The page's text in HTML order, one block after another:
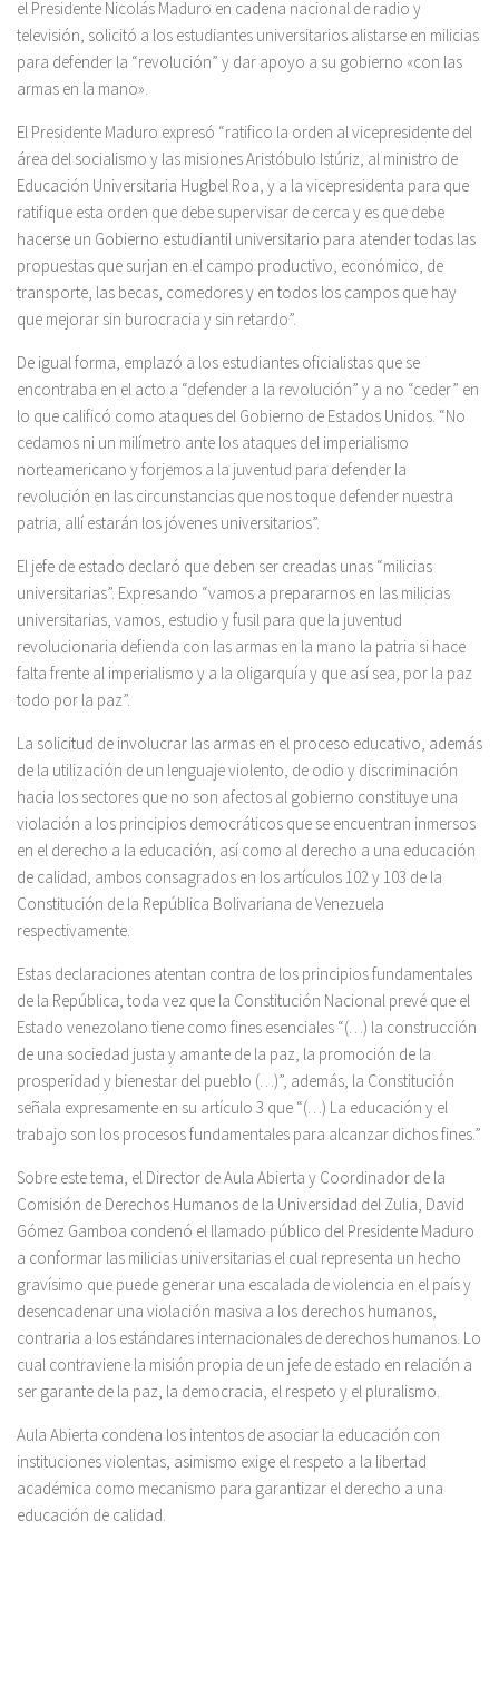
el Presidente Nicolás Maduro en cadena nacional de radio y
televisión, solicitó a los estudiantes universitarios alistarse en milicias
para defender la “revolución” y dar apoyo a su gobierno «con las
armas en la mano».
El Presidente Maduro expresó “ratifico la orden al vicepresidente del
área del socialismo y las misiones Aristóbulo Istúriz, al ministro de
Educación Universitaria Hugbel Roa, y a la vicepresidenta para que
ratifique esta orden que debe supervisar de cerca y es que debe
hacerse un Gobierno estudiantil universitario para atender todas las
propuestas que surjan en el campo productivo, económico, de
transporte, las becas, comedores y en todos los campos que hay
que mejorar sin burocracia y sin retardo”.
De igual forma, emplazó a los estudiantes oficialistas que se
encontraba en el acto a “defender a la revolución” y a no “ceder” en
lo que calificó como ataques del Gobierno de Estados Unidos. “No
cedamos ni un milímetro ante los ataques del imperialismo
norteamericano y forjemos a la juventud para defender la
revolución en las circunstancias que nos toque defender nuestra
patria, allí estarán los jóvenes universitarios”.
El jefe de estado declaró que deben ser creadas unas “milicias
universitarias”. Expresando “vamos a prepararnos en las milicias
universitarias, vamos, estudio y fusil para que la juventud
revolucionaria defienda con las armas en la mano la patria si hace
falta frente al imperialismo y a la oligarquía y que así sea, por la paz
todo por la paz”.
La solicitud de involucrar las armas en el proceso educativo, además
de la utilización de un lenguaje violento, de odio y discriminación
hacia los sectores que no son afectos al gobierno constituye una
violación a los principios democráticos que se encuentran inmersos
en el derecho a la educación, así como al derecho a una educación
de calidad, ambos consagrados en los artículos 102 y 103 de la
Constitución de la República Bolivariana de Venezuela
respectivamente.
Estas declaraciones atentan contra de los principios fundamentales
de la República, toda vez que la Constitución Nacional prevé que el
Estado venezolano tiene como fines esenciales “(…) la construcción
de una sociedad justa y amante de la paz, la promoción de la
prosperidad y bienestar del pueblo (…)”, además, la Constitución
señala expresamente en su artículo 3 que “(…) La educación y el
trabajo son los procesos fundamentales para alcanzar dichos fines.”
Sobre este tema, el Director de Aula Abierta y Coordinador de la
Comisión de Derechos Humanos de la Universidad del Zulia, David
Gómez Gamboa condenó el llamado público del Presidente Maduro
a conformar las milicias universitarias el cual representa un hecho
gravísimo que puede generar una escalada de violencia en el país y
desencadenar una violación masiva a los derechos humanos,
contraria a los estándares internacionales de derechos humanos. Lo
cual contraviene la misión propia de un jefe de estado en relación a
ser garante de la paz, la democracia, el respeto y el pluralismo.
Aula Abierta condena los intentos de asociar la educación con
instituciones violentas, asimismo exige el respeto a la libertad
académica como mecanismo para garantizar el derecho a una
educación de calidad.